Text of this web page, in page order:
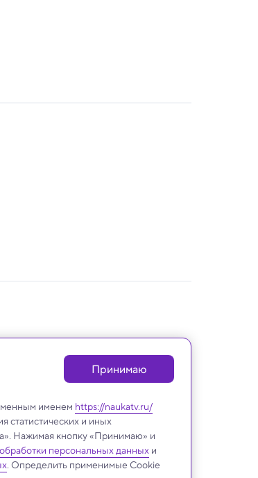
Принимаю
именем https://naukatv.ru/
статистических и иных
Нажимая кнопку «Принимаю» и
персональных данных и
. Определить применимые Cookie